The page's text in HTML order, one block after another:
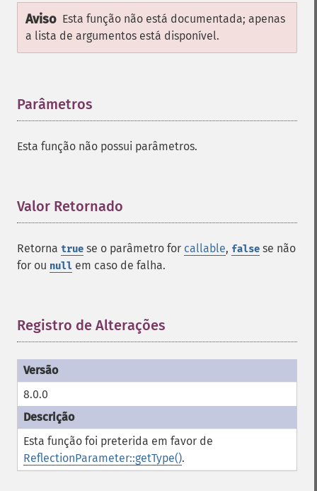
Aviso Esta função não está documentada; apenas
a lista de argumentos está disponível.
Parâmetros
Esta função não possui parâmetros.
Valor Retornado
Retorna true se o parâmetro for callable, false se não
for ou null em caso de falha.
Registro de Alterações
8.0.0
Esta função foi preterida em favor de
ReflectionParameter::getType().